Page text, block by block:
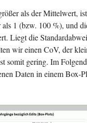
als der Mittelwert,
1 (bzw. 100 %), und
Liegt die
wir einen CoV, der
somit gering. Im
Daten in einem Box-